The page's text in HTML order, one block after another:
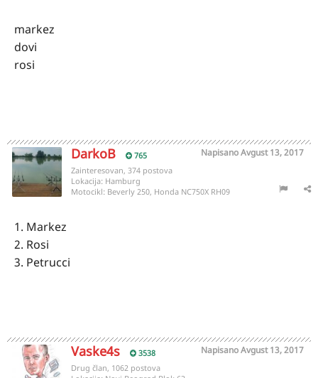
markez
dovi
rosi
DarkoB 765 NapisanoAvgust 13, 2017
Zainteresovan, 374 postova
Lokacija: Hamburg
Motocikl: Beverly 250, Honda NC750X RH09
1. Markez
2. Rosi
3. Petrucci
Vaske4s 3538 NapisanoAvgust 13, 2017
Drug član, 1062 postova